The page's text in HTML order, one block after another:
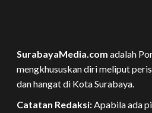
SurabayaMedia.com adalah
mengkhususkan diri meliput
dan hangat di Kota Surabaya.
Catatan Redaksi:Apabila ada